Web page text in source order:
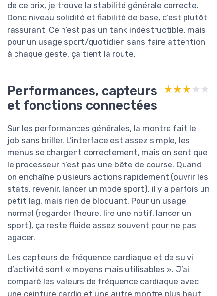
de ce prix, je trouve la stabilité générale correcte.
Donc niveau solidité et fiabilité de base, c’est plutôt
rassurant. Ce n’est pas un tank indestructible, mais
pour un usage sport/quotidien sans faire attention
à chaque geste, ça tient la route.
Performances, capteurs
et fonctions connectées
★★★★★
★★★★★
Sur les performances générales, la montre fait le
job sans briller. L’interface est assez simple, les
menus se chargent correctement, mais on sent que
le processeur n’est pas une bête de course. Quand
on enchaîne plusieurs actions rapidement (ouvrir les
stats, revenir, lancer un mode sport), il y a parfois un
petit lag, mais rien de bloquant. Pour un usage
normal (regarder l’heure, lire une notif, lancer un
sport), ça reste fluide assez souvent pour ne pas
agacer.
Les capteurs de fréquence cardiaque et de suivi
d’activité sont « moyens mais utilisables ». J’ai
comparé les valeurs de fréquence cardiaque avec
une ceinture cardio et une autre montre plus haut